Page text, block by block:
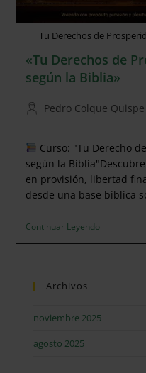
Tu Derechos de
«Tu Derechos de
según la Biblia»
Autor
entrada:
Pedro Colque Quispe
Curso: "Tu Derecho
según la
en provisión, libertad
desde una base bíblica
Continuar Leyendo«Tu
Derechos
Biblia»
Archivos
noviembre 2025
agosto 2025